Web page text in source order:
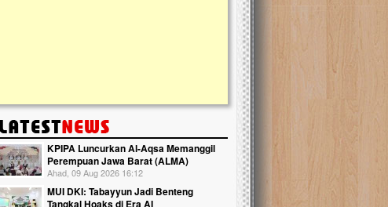
KPIPA Luncurkan Al-Aqsa Memanggil
Perempuan Jawa Barat (ALMA)
Ahad, 09 Aug 2026 16:12
MUI DKI: Tabayyun Jadi Benteng
Tangkal Hoaks di Era AI